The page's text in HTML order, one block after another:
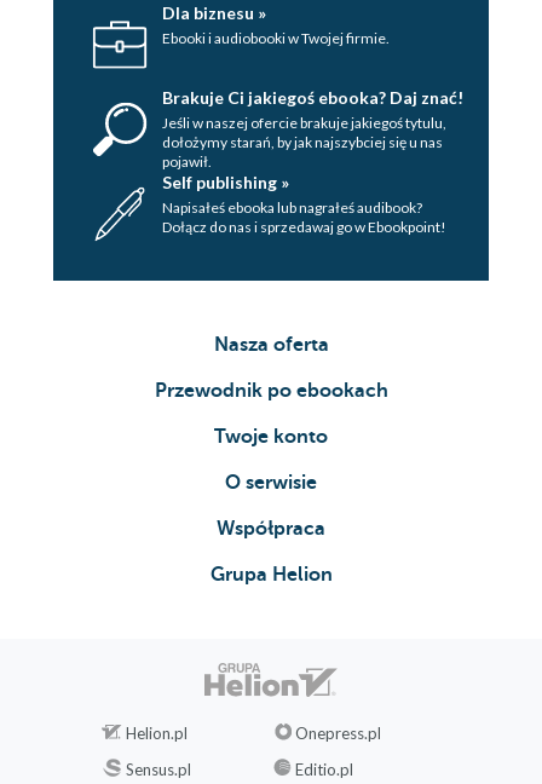
48
50
52
Dla biznesu »
Ebooki i audiobooki w Twojej firmie.
Brakuje Ci jakiegoś ebooka? Daj znać!
Jeśli w naszej ofercie brakuje jakiegoś tytulu,
dołożymy starań, by jak najszybciej się u nas
pojawił.
Self publishing »
Napisałeś ebooka lub nagrałeś audibook?
Dołącz do nas i sprzedawaj go w Ebookpoint!
Nasza oferta
Przewodnik po ebookach
Twoje konto
O serwisie
Współpraca
Grupa Helion
Helion.pl
Onepress.pl
Sensus.pl
Editio.pl